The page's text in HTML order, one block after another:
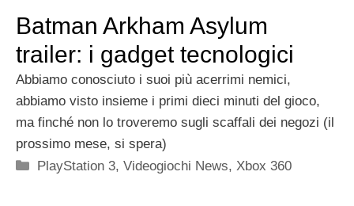
Batman Arkham Asylum
trailer: i gadget tecnologici
Abbiamo conosciuto i suoi più acerrimi nemici,
abbiamo visto insieme i primi dieci minuti del gioco,
ma finché non lo troveremo sugli scaffali dei negozi (il
prossimo mese, si spera)
Categorie
PlayStation 3,Videogiochi News,Xbox 360